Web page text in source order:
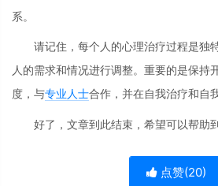
系。
请记住，每个人的心理治疗过程是独
人的需求和情况进行调整。重要的是保持
度，与专业人士合作，并在自我治疗和自
好了，文章到此结束，希望可以帮助
点赞(20)